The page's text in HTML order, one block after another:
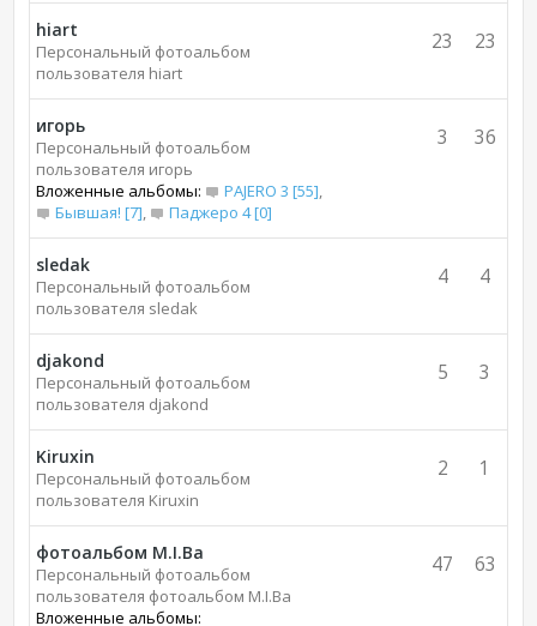
hiart
Персональный фотоальбом
пользователя hiart
23
23
игорь
Персональный фотоальбом
пользователя игорь
Вложенные альбомы:
PAJERO 3 [55],
Бывшая! [7], Паджеро 4 [0]
36
3
sledak
Персональный фотоальбом
пользователя sledak
4
4
djakond
Персональный фотоальбом
пользователя djakond
3
5
Kiruxin
Персональный фотоальбом
пользователя Kiruxin
1
2
фотоальбом M.I.Bа
Персональный фотоальбом
пользователя фотоальбом M.I.Bа
Вложенные альбомы:
63
47